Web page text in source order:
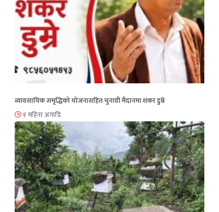
व्यावसायिक समृद्धिको योजनासहित चुनावी मैदानमा शंकर डुम्रे
१ महिना अगाडि